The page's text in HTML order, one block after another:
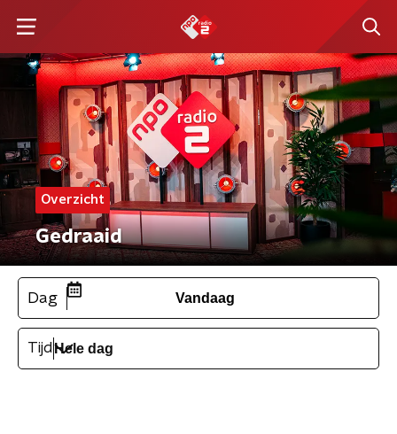
Overzicht
Gedraaid
Dag Vandaag
Tijd